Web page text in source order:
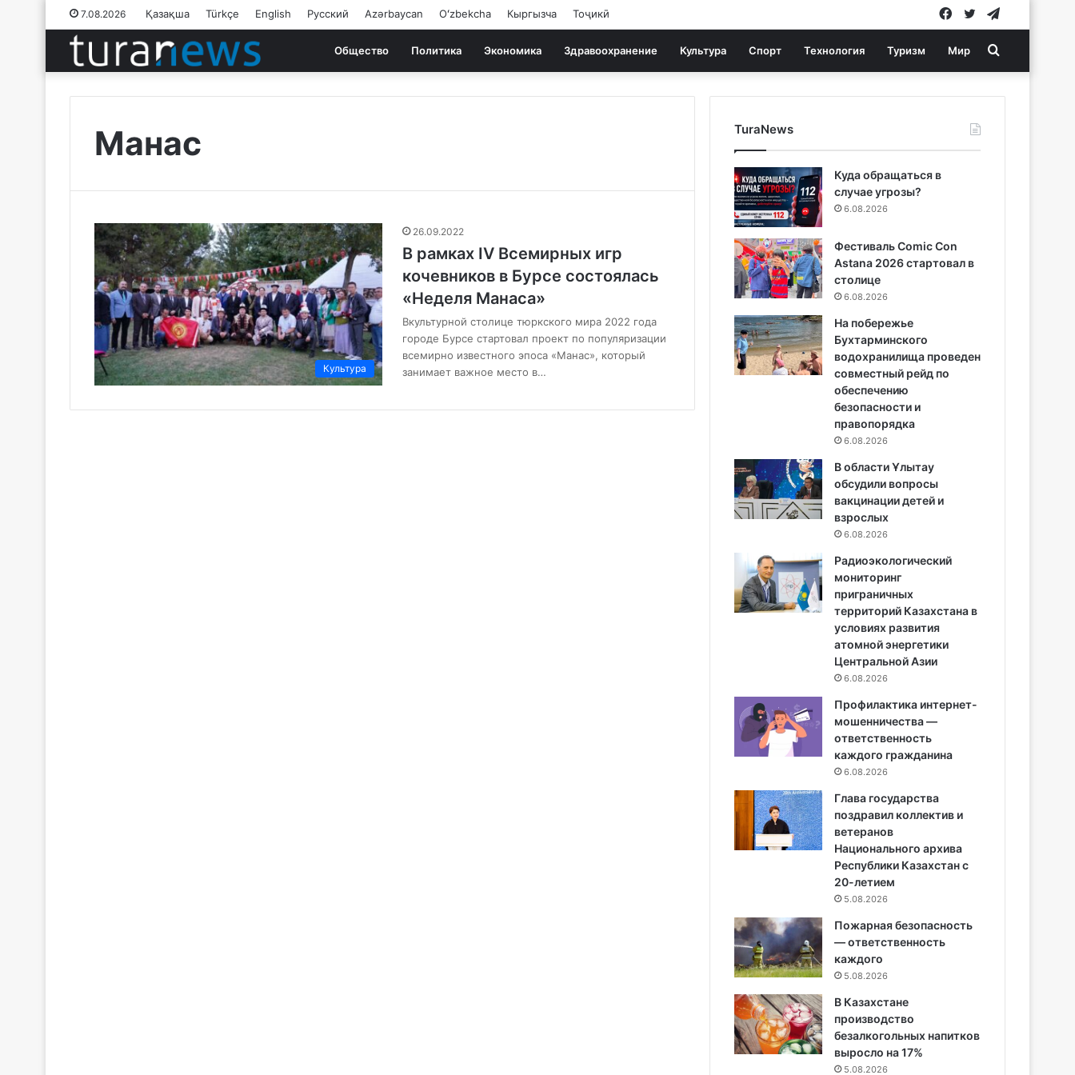
7.08.2026 Қазақша Türkçe English Русский Azərbaycan Oʻzbekcha Кыргызча Тоҷикӣ Twitter
Facebook
Общество Политика Экономика Здравоохранение Культура Спорт Технология Туризм Мир Search
for
Манас
Культура
26.09.2022
В рамках IV Всемирных игр
кочевников в Бурсе состоялась
«Неделя Манаса»
Вкультурной столице тюркского мира 2022 года
городе Бурсе стартовал проект по популяризации
всемирно известного эпоса «Манас», который
занимает важное место в…
TuraNews
Куда обращаться в
случае угрозы?
6.08.2026
Фестиваль Comic Con
Astana 2026 стартовал в
столице
6.08.2026
На побережье
Бухтарминского
водохранилища проведен
совместный рейд по
обеспечению
безопасности и
правопорядка
6.08.2026
В области Ұлытау
обсудили вопросы
вакцинации детей и
взрослых
6.08.2026
Радиоэкологический
мониторинг
приграничных
территорий Казахстана в
условиях развития
атомной энергетики
Центральной Азии
6.08.2026
Профилактика интернет-
мошенничества —
ответственность
каждого гражданина
6.08.2026
Глава государства
поздравил коллектив и
ветеранов
Национального архива
Республики Казахстан с
20-летием
5.08.2026
Пожарная безопасность
— ответственность
каждого
5.08.2026
В Казахстане
производство
безалкогольных напитков
выросло на 17%
5.08.2026